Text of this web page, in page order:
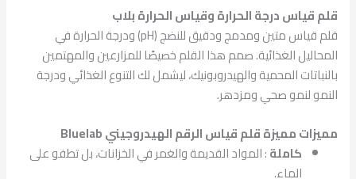
قلم قياس درجة الحرارة وقياس الحرارةبلاب
قلم قياس متين ومدمج ودقيق للنضج (pH) ودرجة الحرارة في
المحاليل الغذائية. صمم هذا القلم خصيصًا للمزارعين والمهتمين
بالنباتات المحمية والهيدروبونيك، ليشمل لك التنوع الغذائي ودرجة
النمو لنمو صحي ومزدهر.
مميزات مميزة قلم قياسالرقم الهيدروجيني Bluelab
كاملة: المواد القديمة والغمر في الخزانات، بل تطفو على
الماء.